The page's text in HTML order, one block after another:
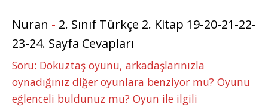
Nuran - 2. Sınıf Türkçe 2. Kitap 19-20-21-22-
23-24. Sayfa Cevapları
Soru: Dokuztaş oyunu, arkadaşlarınızla
oynadığınız diğer oyunlara benziyor mu? Oyunu
eğlenceli buldunuz mu? Oyun ile ilgili